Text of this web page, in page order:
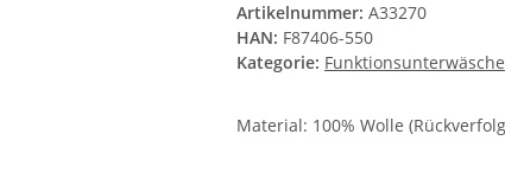
Artikelnummer: A33270
HAN: F87406-550
Kategorie: Funktionsunterwäsche
Material: 100% Wolle